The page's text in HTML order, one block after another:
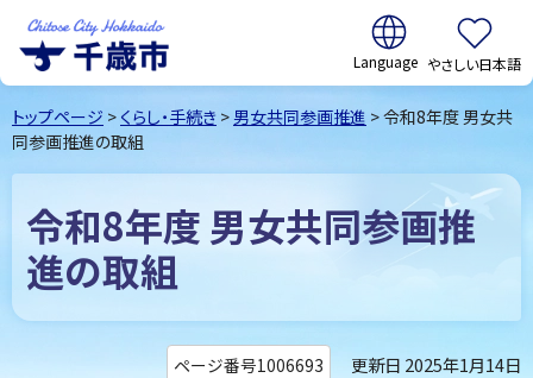
千歳市Chitose
City Hokkaido
翻訳:
やさしい日本語
トップページ > くらし・手続き >男女共同参画推進 > 令和8年度 男女共
同参画推進の取組
令和8年度 男女共同参画推
進の取組
ページ番号1006693 更新日 2025年1月14日